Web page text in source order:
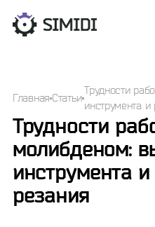
Главная Статьи
Трудности
инструмента
Трудности
молибденом:
инструмента
резания